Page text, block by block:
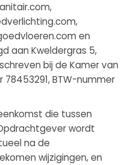
en
aan Kweldergras 5,
bij de Kamer van
BTW-nummer
die tussen
wordt
na de
wijzigingen, en